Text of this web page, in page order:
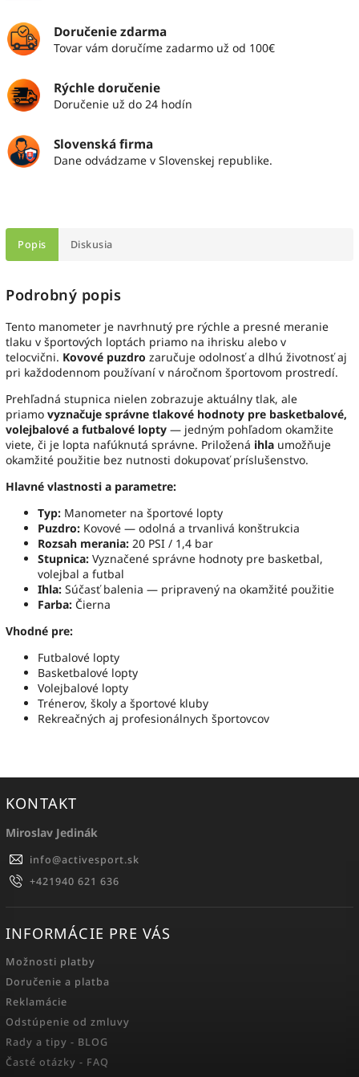
Doručenie zdarma
Tovar vám doručíme zadarmo už od 100€
Rýchle doručenie
Doručenie už do 24 hodín
Slovenská firma
Dane odvádzame v Slovenskej republike.
Popis Diskusia
Podrobný popis
Tento manometer je navrhnutý pre rýchle a presné meranie
tlaku v športových loptách priamo na ihrisku alebo v
telocvični. Kovové puzdro zaručuje odolnosť a dlhú životnosť aj
pri každodennom používaní v náročnom športovom prostredí.
Prehľadná stupnica nielen zobrazuje aktuálny tlak, ale
priamo vyznačuje správne tlakové hodnoty pre basketbalové,
volejbalové a futbalové lopty — jedným pohľadom okamžite
viete, či je lopta nafúknutá správne. Priložená ihla umožňuje
okamžité použitie bez nutnosti dokupovať príslušenstvo.
Hlavné vlastnosti a parametre:
Typ: Manometer na športové lopty
Puzdro: Kovové — odolná a trvanlivá konštrukcia
Rozsah merania: 20 PSI / 1,4 bar
Stupnica: Vyznačené správne hodnoty pre basketbal,
volejbal a futbal
Ihla: Súčasť balenia — pripravený na okamžité použitie
Farba: Čierna
Vhodné pre:
Futbalové lopty
Basketbalové lopty
Volejbalové lopty
Trénerov, školy a športové kluby
Rekreačných aj profesionálnych športovcov
KONTAKT
Miroslav Jedinák
info@activesport.sk
+421940 621 636
INFORMÁCIE PRE VÁS
Možnosti platby
Doručenie a platba
Reklamácie
Odstúpenie od zmluvy
Rady a tipy - BLOG
Časté otázky - FAQ